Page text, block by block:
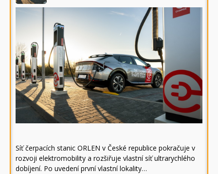
Síť čerpacích stanic ORLEN v České republice pokračuje v
rozvoji elektromobility a rozšiřuje vlastní síť ultrarychlého
dobíjení. Po uvedení první vlastní lokality…